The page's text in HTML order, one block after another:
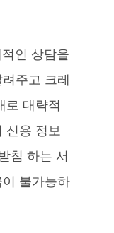
주고 크레
로 대략적
신용 정보
침 하는 서
불가능하